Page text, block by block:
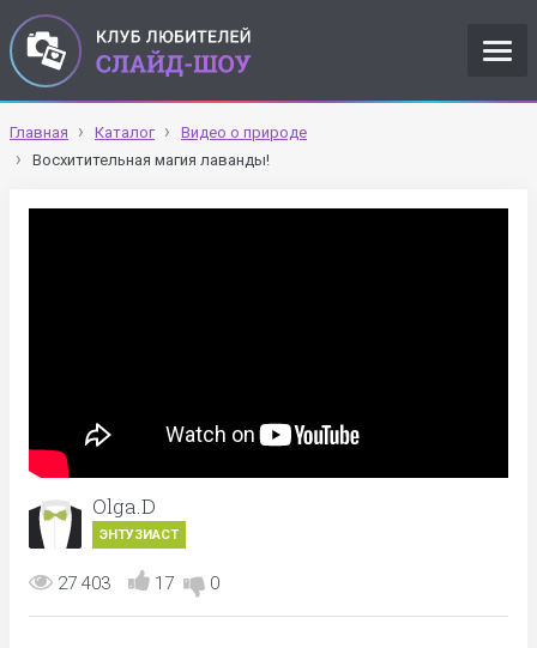
Главная Каталог
Видео о природе
Восхитительная магия лаванды!
Olga.D
ЭНТУЗИАСТ
27 403 17 0